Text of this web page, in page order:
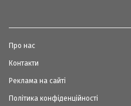
Про нас
Контакти
Реклама на сайті
Політика конфіденційності